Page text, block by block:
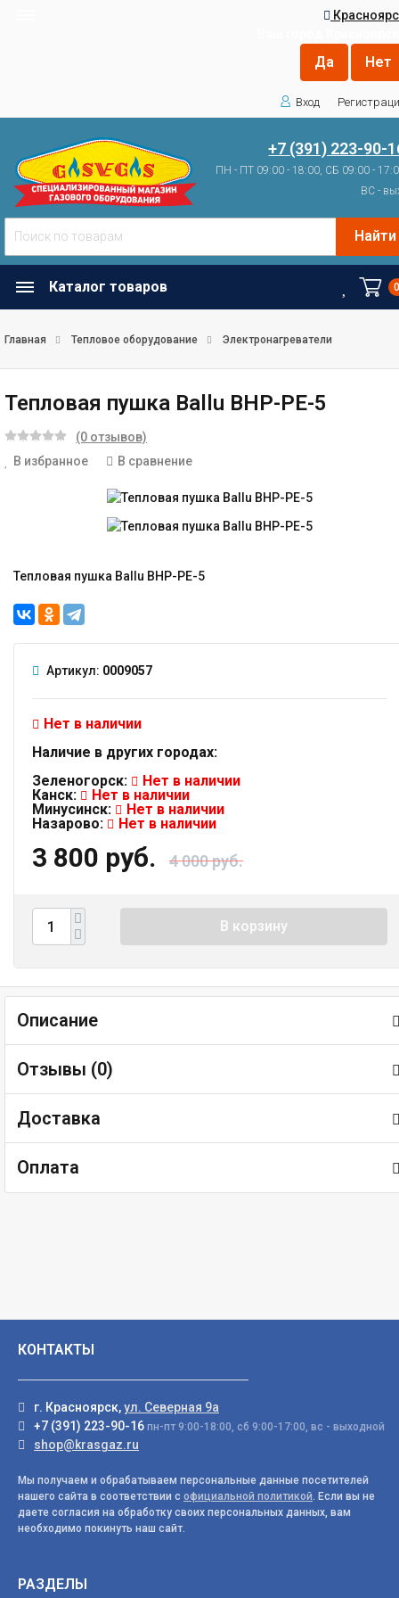
Вход
+7 (391) 223-90-
ПН - ПТ 09:00 - 18:00, СБ 09:00 -
ВС -
Найти
Каталог товаров
Главная Тепловое оборудование Электронагреватели
Тепловая пушка Ballu BHP-PE-5
(0 отзывов)
В избранное
В сравнение
Тепловая пушка Ballu BHP-PE-5
Артикул: 0009057
Нет в наличии
Наличие в других городах:
Зеленогорск:
Нет в наличии
Канск:
Нет в наличии
Минусинск:
Нет в наличии
Назарово:
Нет в наличии
3 800 руб. 4 000 руб.
В корзину
Описание
Отзывы (0)
Доставка
Оплата
КОНТАКТЫ
г. Красноярск,ул. Северная 9а
+7 (391) 223-90-16 пн-пт 9:00-18:00, сб 9:00-17:00, вс - выходной
shop@krasgaz.ru
Мы получаем и обрабатываем персональные данные посетителей
нашего сайта в соответствии с официальной политикой. Если вы не
даете согласия на обработку своих персональных данных, вам
необходимо покинуть наш сайт.
РАЗДЕЛЫ